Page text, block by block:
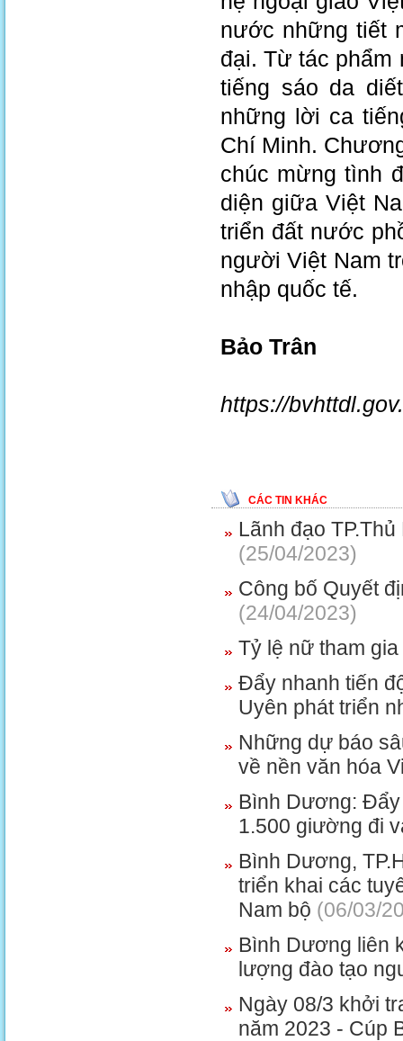
nước những tiết
đại. Từ tác phẩm
tiếng sáo da
những lời ca
Chí Minh.
chúc mừng tình
diện giữa Việt
triển đất nước
người Việt Nam
nhập quốc tế.
Bảo Trân
https://
CÁC TIN KHÁC
Lãnh đạo
(25/04/2023)
Công bố Quyết
(24/04/2023)
Tỷ lệ nữ tham
Đẩy nhanh tiến
Uyên phát triển
Những dự báo
về nền văn hóa
Bình Dương:
1.500 giường đi
Bình Dương,
triển khai các
Nam bộ (06/03/
Bình Dương liên
lượng đào tạo
Ngày 08/3 khởi
năm 2023 - Cúp